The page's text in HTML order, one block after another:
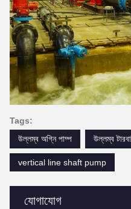
যোগাযোগ
Tags:
উল্লম্ব অগ্নি পাম্প
উল্লম্ব
vertical line shaft pump